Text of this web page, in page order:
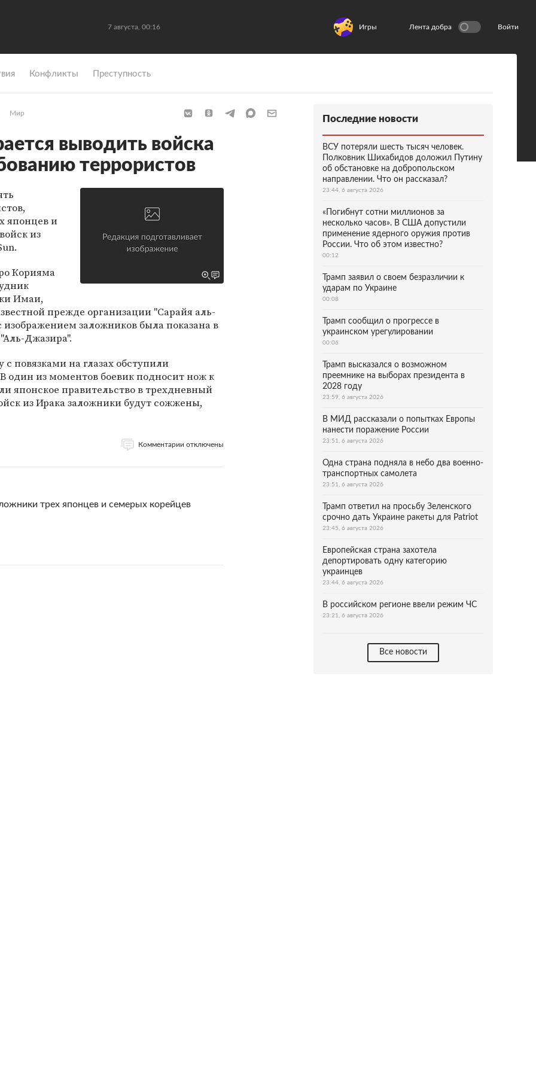
7 августа, 00:16 Игры Лента добра Войти
Конфликты Преступность
Мир
выводить войска
террористов
японцев и
из
Корияма
Имаи,
прежде организации "Сарайя аль-
заложников была показана в
Джазира".
повязками на глазах обступили
один из моментов боевик подносит нож к
японское правительство в трехдневный
из Ирака заложники будут сожжены,
Комментарии отключены
трех японцев и семерых корейцев
Последние новости
ВСУ потеряли шесть тысяч человек.
Полковник Шихабидов доложил Путину
об обстановке на добропольском
направлении. Что он рассказал?
23:44, 6 августа 2026
«Погибнут сотни миллионов за
несколько часов». В США допустили
применение ядерного оружия против
России. Что об этом известно?
00:12
Трамп заявил о своем безразличии к
ударам по Украине
00:08
Трамп сообщил о прогрессе в
украинском урегулировании
00:06
Трамп высказался о возможном
преемнике на выборах президента в
2028 году
23:59, 6 августа 2026
В МИД рассказали о попытках Европы
нанести поражение России
23:51, 6 августа 2026
Одна страна подняла в небо два военно-
транспортных самолета
23:51, 6 августа 2026
Трамп ответил на просьбу Зеленского
срочно дать Украине ракеты для Patriot
23:45, 6 августа 2026
Европейская страна захотела
депортировать одну категорию
украинцев
23:44, 6 августа 2026
В российском регионе ввели режим ЧС
23:21, 6 августа 2026
Все новости